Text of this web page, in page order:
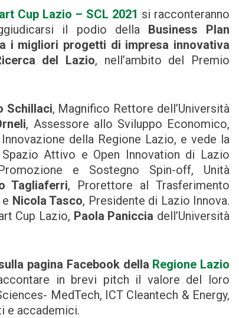
Cup Lazio – SCL 2021 si racconteranno
il podio della Business Plan
i migliori progetti di impresa innovativa
del Lazio, nell’ambito del Premio
Schillaci, Magnifico Rettore dell’Università
, Assessore allo Sviluppo Economico,
della Regione Lazio, e vede la
Attivo e Open Innovation di Lazio
e Sostegno Spin-off, Unità
Tagliaferri, Prorettore al Trasferimento
Nicola Tasco, Presidente di Lazio Innova.
Cup Lazio, Paola Paniccia dell’Università
pagina Facebook della Regione Lazio
in brevi pitch il valore del loro
MedTech, ICT Cleantech & Energy,
e accademici.